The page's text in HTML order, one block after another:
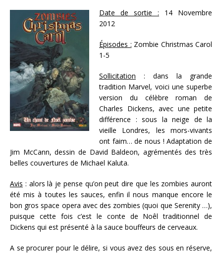
Date de sortie : 14 Novembre
2012
Épisodes : Zombie Christmas Carol
1-5
Sollicitation : dans la grande
tradition Marvel, voici une superbe
version du célèbre roman de
Charles Dickens, avec une petite
différence : sous la neige de la
vieille Londres, les mors-vivants
ont faim… de nous ! Adaptation de
Jim McCann, dessin de David Baldeon, agrémentés des très
belles couvertures de Michael Kaluta.
Avis : alors là je pense qu’on peut dire que les zombies auront
été mis à toutes les sauces, enfin il nous manque encore le
bon gros space opera avec des zombies (quoi que Serenity …),
puisque cette fois c’est le conte de Noêl traditionnel de
Dickens qui est présenté à la sauce bouffeurs de cerveaux.
A se procurer pour le délire, si vous avez des sous en réserve,